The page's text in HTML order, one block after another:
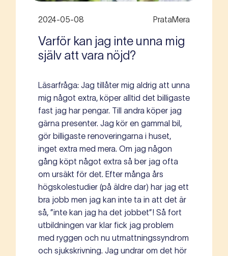
2024-05-08 PrataMera
Varför kan jag inte unna mig
själv att vara nöjd?
Läsarfråga: Jag tillåter mig aldrig att unna
mig något extra, köper alltid det billigaste
fast jag har pengar. Till andra köper jag
gärna presenter. Jag kör en gammal bil,
gör billigaste renoveringarna i huset,
inget extra med mera. Om jag någon
gång köpt något extra så ber jag ofta
om ursäkt för det. Efter många års
högskolestudier (på äldre dar) har jag ett
bra jobb men jag kan inte ta in att det är
så, ”inte kan jag ha det jobbet”! Så fort
utbildningen var klar fick jag problem
med ryggen och nu utmattningssyndrom
och sjukskrivning. Jag undrar om det hör